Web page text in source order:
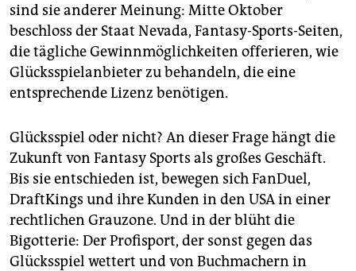
sind sie anderer Meinung: Mitte Oktober
beschloss der Staat Nevada, Fantasy-Sports-Seiten,
die tägliche Gewinnmöglichkeiten offerieren, wie
Glücksspielanbieter zu behandeln, die eine
entsprechende Lizenz benötigen.
Glücksspiel oder nicht? An dieser Frage hängt die
Zukunft von Fantasy Sports als großes Geschäft.
Bis sie entschieden ist, bewegen sich FanDuel,
DraftKings und ihre Kunden in den USA in einer
rechtlichen Grauzone. Und in der blüht die
Bigotterie: Der Profisport, der sonst gegen das
Glücksspiel wettert und von Buchmachern in